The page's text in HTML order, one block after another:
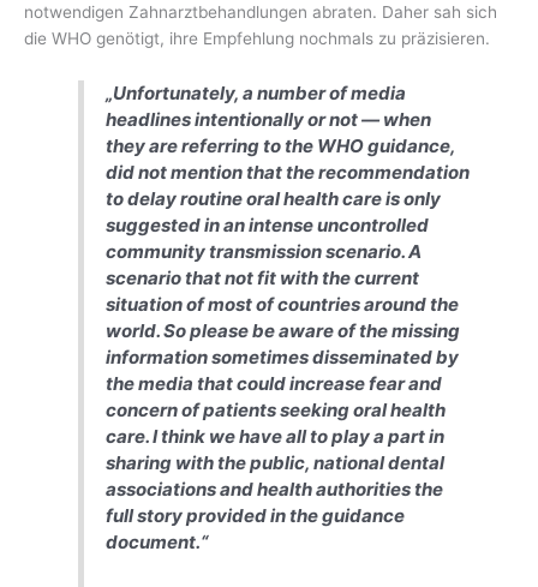
notwendigen Zahnarztbehandlungen abraten. Daher sah sich
die WHO genötigt, ihre Empfehlung nochmals zu präzisieren.
„Unfortunately, a number of media
headlines intentionally or not — when
they are referring to the WHO guidance,
did not mention that the recommendation
to delay routine oral health care is only
suggested in an intense uncontrolled
community transmission scenario. A
scenario that not fit with the current
situation of most of countries around the
world. So please be aware of the missing
information sometimes disseminated by
the media that could increase fear and
concern of patients seeking oral health
care. I think we have all to play a part in
sharing with the public, national dental
associations and health authorities the
full story provided in the guidance
document.“